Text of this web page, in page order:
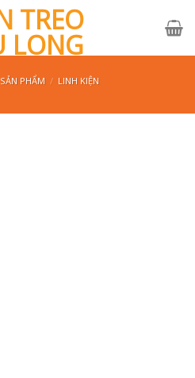
SẢN PHẨM / LINH KIỆN